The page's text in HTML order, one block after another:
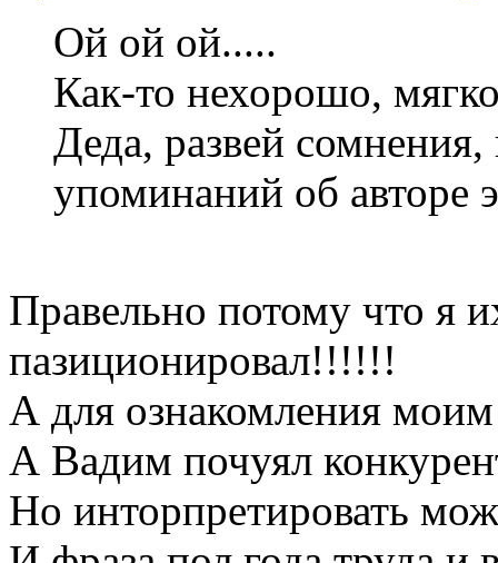
Ой ой ой.....
Как-то нехорошо,
Деда, развей
упоминаний об авторе
Правельно потому что я
пазиционировал!!!!!!
А для ознакомления
А Вадим почуял
Но инторпретировать